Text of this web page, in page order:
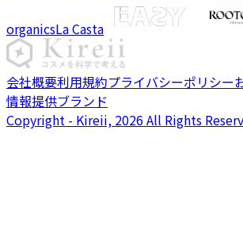
organicsLa Casta
会社概要利用規約プライバシーポリシー
情報提供ブランド
Copyright - Kireii, 2026 All Rights